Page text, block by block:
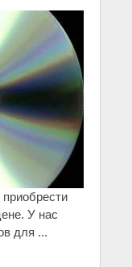
У нас
для ...